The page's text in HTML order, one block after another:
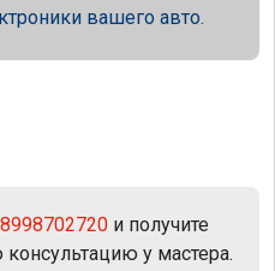
вашего авто.
и получите
у мастера.